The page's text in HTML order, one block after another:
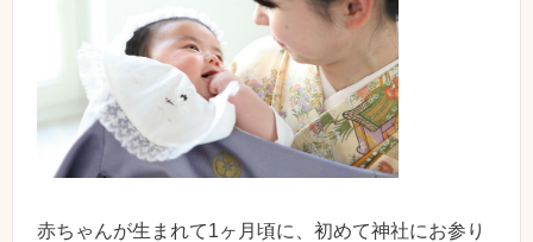
赤ちゃんが生まれて1ヶ月頃に、初めて神社にお参り